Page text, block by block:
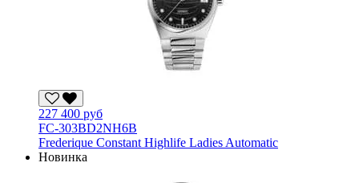
227 400 руб
FC-303BD2NH6B
Frederique Constant Highlife Ladies Automatic
Новинка